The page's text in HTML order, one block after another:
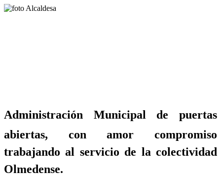
Administración Municipal de puertas
abiertas, con amor compromiso
trabajando al servicio de la colectividad
Olmedense.